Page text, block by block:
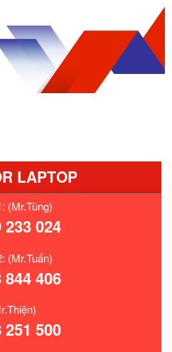
LAPTOP
(Mr.Tùng)
233 024
(Mr.Tuấn)
844 406
251 500